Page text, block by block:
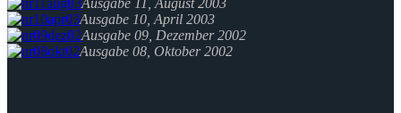
Ausgabe 10, April 2003
Ausgabe 09, Dezember 2002
Ausgabe 08, Oktober 2002